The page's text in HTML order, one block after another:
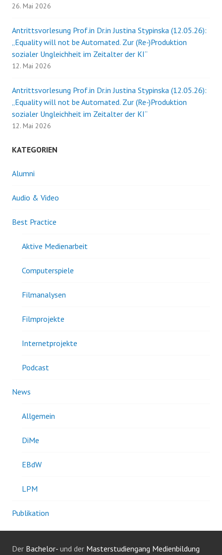
26. Mai 2026
Antrittsvorlesung Prof.in Dr.in Justina Stypinska (12.05.26):
„Equality will not be Automated. Zur (Re-)Produktion
sozialer Ungleichheit im Zeitalter der KI“
12. Mai 2026
Antrittsvorlesung Prof.in Dr.in Justina Stypinska (12.05.26):
„Equality will not be Automated. Zur (Re-)Produktion
sozialer Ungleichheit im Zeitalter der KI“
12. Mai 2026
KATEGORIEN
Alumni
Audio & Video
Best Practice
Aktive Medienarbeit
Computerspiele
Filmanalysen
Filmprojekte
Internetprojekte
Podcast
News
Allgemein
DiMe
EBdW
LPM
Publikation
Der Bachelor- und der Masterstudiengang Medienbildung